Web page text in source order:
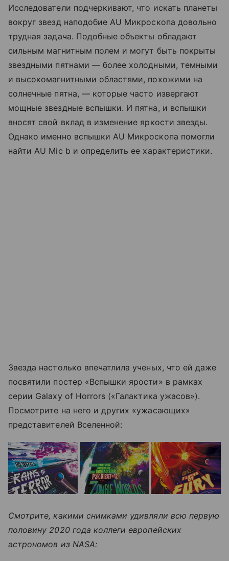
Исследователи подчеркивают, что искать планеты
вокруг звезд наподобие AU Микроскопа довольно
трудная задача. Подобные объекты обладают
сильным магнитным полем и могут быть покрыты
звездными пятнами — более холодными, темными
и высокомагнитными областями, похожими на
солнечные пятна, — которые часто извергают
мощные звездные вспышки. И пятна, и вспышки
вносят свой вклад в изменение яркости звезды.
Однако именно вспышки AU Микроскопа помогли
найти AU Mic b и определить ее характеристики.
Звезда настолько впечатлила ученых, что ей даже
посвятили постер «Вспышки ярости» в рамках
серии Galaxy of Horrors («Галактика ужасов»).
Посмотрите на него и других «ужасающих»
представителей Вселенной:
Смотрите, какими снимками удивляли всю первую
половину 2020 года коллеги европейских
астрономов из NASA: